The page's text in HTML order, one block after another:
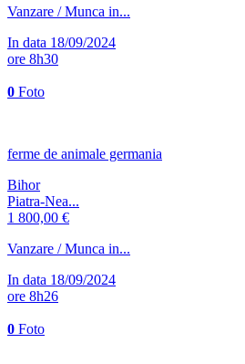
Vanzare / Munca in...
In data 18/09/2024
ore 8h30
0 Foto
ferme de animale germania
Bihor
Piatra-Nea...
1 800,00 €
Vanzare / Munca in...
In data 18/09/2024
ore 8h26
0 Foto